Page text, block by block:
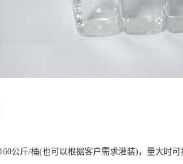
公斤/桶(也可以根据客户需求灌装)，量大时可